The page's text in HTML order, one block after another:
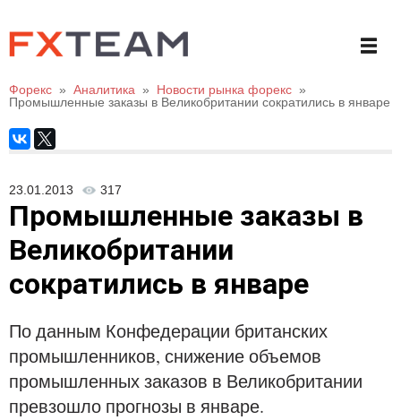
Форекс » Аналитика » Новости рынка форекс »
Промышленные заказы в Великобритании сократились в январе
23.01.2013 317
Промышленные заказы в
Великобритании
сократились в январе
По данным Конфедерации британских
промышленников, снижение объемов
промышленных заказов в Великобритании
превзошло прогнозы в январе.